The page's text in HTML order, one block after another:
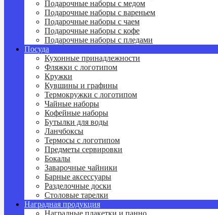
Подарочные наборы с медом
Подарочные наборы с вареньем
Подарочные наборы с чаем
Подарочные наборы с кофе
Подарочные наборы с пледами
Посуда
Кухонные принадлежности
Фляжки с логотипом
Кружки
Кувшины и графины
Термокружки с логотипом
Чайные наборы
Кофейные наборы
Бутылки для воды
Ланчбоксы
Термосы с логотипом
Предметы сервировки
Бокалы
Заварочные чайники
Барные аксессуары
Разделочные доски
Столовые тарелки
Наградная продукция
Наградные плакетки и панно